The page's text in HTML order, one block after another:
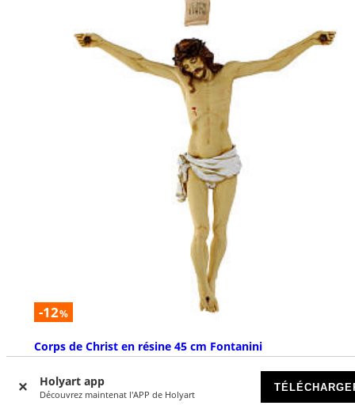
Holyart app
Découvrez maintenat l'APP de Holyart
-12%
Corps de Christ en résine 45 cm Fontanini